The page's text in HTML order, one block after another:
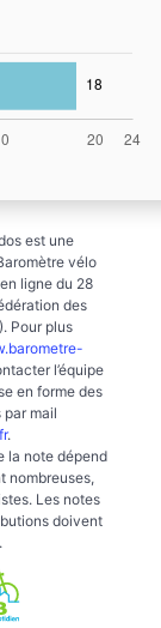
est une
vélo
ligne du 28
des
Pour plus
l’équipe
en forme des
mail
.
la note dépend
nombreuses,
Les notes
doivent